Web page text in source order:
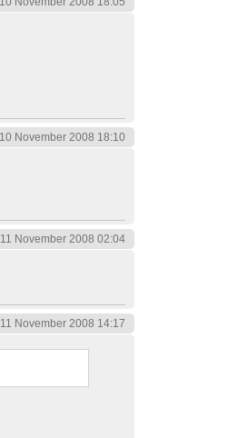
10 November 2008 18:10
11 November 2008 02:04
11 November 2008 14:17